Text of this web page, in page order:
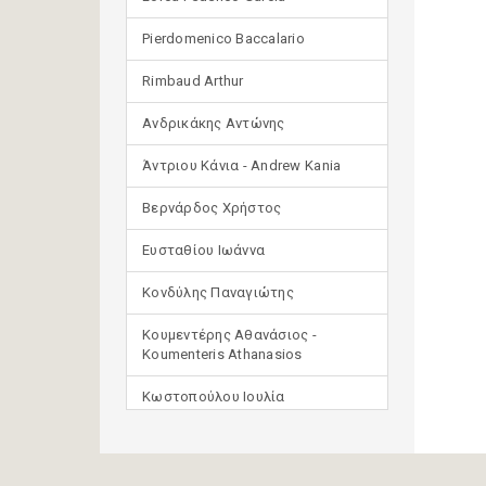
Pierdomenico Baccalario
Rimbaud Arthur
Ανδρικάκης Αντώνης
Άντριου Κάνια - Andrew Kania
Βερνάρδος Χρήστος
Ευσταθίου Ιωάννα
Κονδύλης Παναγιώτης
Κουμεντέρης Αθανάσιος -
Koumenteris Athanasios
Κωστοπούλου Ιουλία
(μετάφραση)